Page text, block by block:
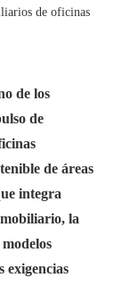
de oficinas
de los
de
de áreas
integra
la
exigencias